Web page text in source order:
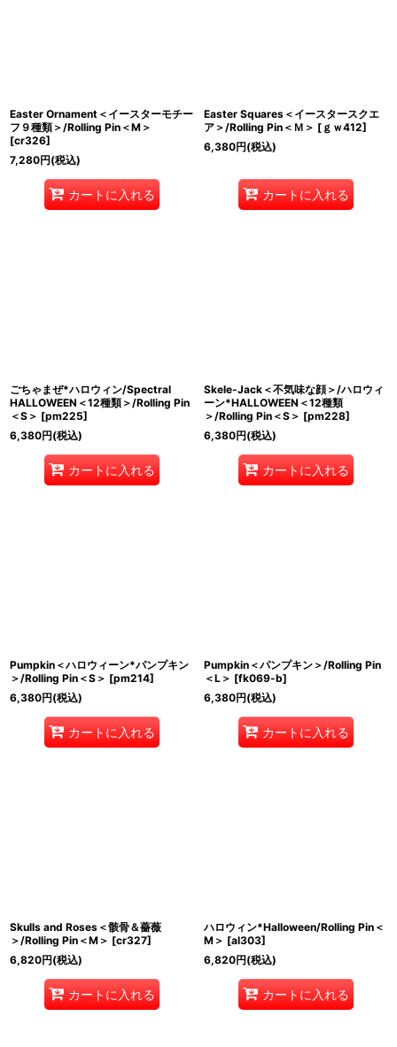
Easter Ornament＜イースターモチー
フ９種類＞/Rolling Pin＜M＞
[cr326]
7,280円(税込)
カートに入れる
Easter Squares＜イースタースクエ
ア＞/Rolling Pin＜Ｍ＞ [ ｇｗ412]
6,380円(税込)
カートに入れる
ごちゃまぜ*ハロウィン/Spectral
HALLOWEEN＜12種類＞/Rolling Pin
＜S＞ [pm225]
6,380円(税込)
カートに入れる
Skele-Jack＜不気味な顔＞/ハロウィ
ーン*HALLOWEEN＜12種類
＞/Rolling Pin＜S＞ [pm228]
6,380円(税込)
カートに入れる
Pumpkin＜ハロウィーン*パンプキン
＞/Rolling Pin＜S＞ [pm214]
6,380円(税込)
カートに入れる
Pumpkin＜パンプキン＞/Rolling Pin
＜L＞ [fk069-b]
6,380円(税込)
カートに入れる
Skulls and Roses＜骸骨＆薔薇
＞/Rolling Pin＜M＞ [cr327]
6,820円(税込)
カートに入れる
ハロウィン*Halloween/Rolling Pin＜
M＞ [al303]
6,820円(税込)
カートに入れる